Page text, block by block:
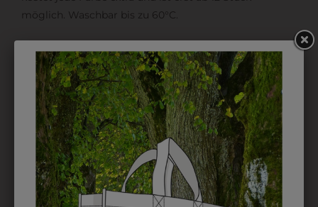
möglich. Waschbar bis zu 60°C.
DAS KÖNNTE IHNEN
AUCH GEFALLEN